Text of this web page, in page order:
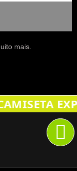
mais.